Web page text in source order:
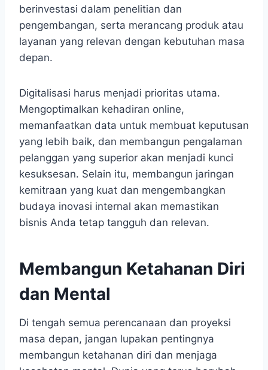
berinvestasi dalam penelitian dan
pengembangan, serta merancang produk atau
layanan yang relevan dengan kebutuhan masa
depan.
Digitalisasi harus menjadi prioritas utama.
Mengoptimalkan kehadiran online,
memanfaatkan data untuk membuat keputusan
yang lebih baik, dan membangun pengalaman
pelanggan yang superior akan menjadi kunci
kesuksesan. Selain itu, membangun jaringan
kemitraan yang kuat dan mengembangkan
budaya inovasi internal akan memastikan
bisnis Anda tetap tangguh dan relevan.
Membangun Ketahanan Diri
dan Mental
Di tengah semua perencanaan dan proyeksi
masa depan, jangan lupakan pentingnya
membangun ketahanan diri dan menjaga